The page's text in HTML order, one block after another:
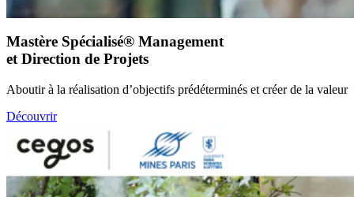
Mastère Spécialisé® Management
et Direction de Projets
Aboutir à la réalisation d’objectifs prédéterminés et créer de la valeur
Découvrir